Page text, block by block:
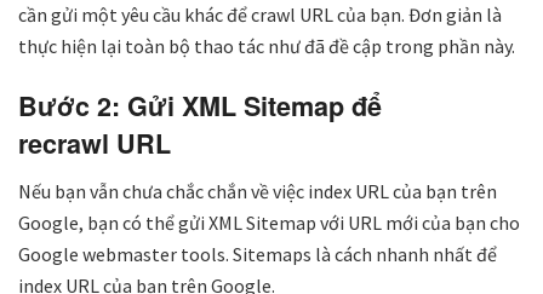
cần gửi một yêu cầu khác để crawl URL của bạn. Đơn giản là
thực hiện lại toàn bộ thao tác như đã đề cập trong phần này.
Bước 2: Gửi XML Sitemap để
recrawl URL
Nếu bạn vẫn chưa chắc chắn về việc index URL của bạn trên
Google, bạn có thể gửi XML Sitemap với URL mới của bạn cho
Google webmaster tools. Sitemaps là cách nhanh nhất để
index URL của bạn trên Google.